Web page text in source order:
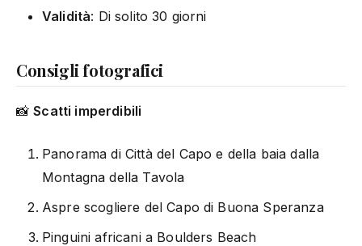
Validità: Di solito 30 giorni
Consigli fotografici
📸Scatti imperdibili
Panorama di Città del Capo e della baia dalla
Montagna della Tavola
Aspre scogliere del Capo di Buona Speranza
Pinguini africani a Boulders Beach